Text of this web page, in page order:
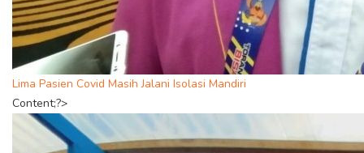
Lima Pasien Covid Masih Jalani Isolasi Mandiri
Content;?>